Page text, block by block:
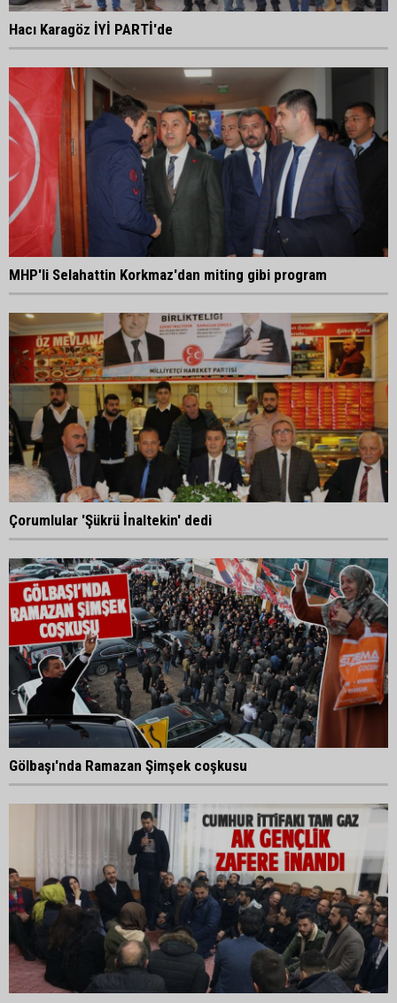
Hacı Karagöz İYİ PARTİ'de
MHP'li Selahattin Korkmaz'dan miting gibi program
Çorumlular 'Şükrü İnaltekin' dedi
Gölbaşı'nda Ramazan Şimşek coşkusu